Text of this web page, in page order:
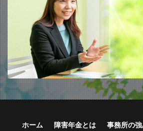
ホーム 障害年金とは 事務所の